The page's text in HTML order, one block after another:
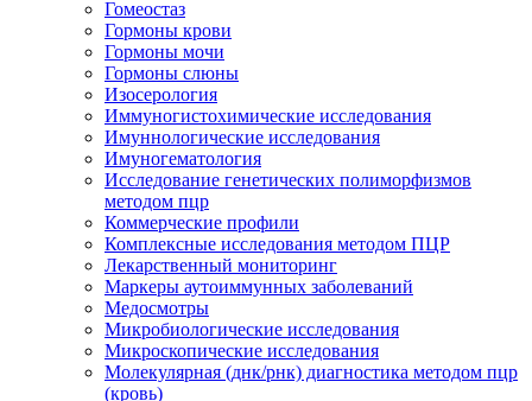
Гомеостаз
Гормоны крови
Гормоны мочи
Гормоны слюны
Изосерология
Иммуногистохимические исследования
Имуннологические исследования
Имуногематология
Исследование генетических полиморфизмов
методом пцр
Коммерческие профили
Комплексные исследования методом ПЦР
Лекарственный мониторинг
Маркеры аутоиммунных заболеваний
Медосмотры
Микробиологические исследования
Микроскопические исследования
Молекулярная (днк/рнк) диагностика методом пцр
(кровь)